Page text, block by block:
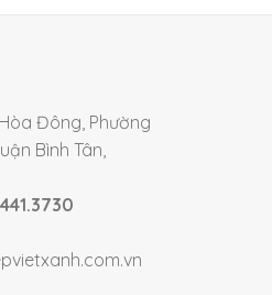
Đông, Phường
Bình Tân,